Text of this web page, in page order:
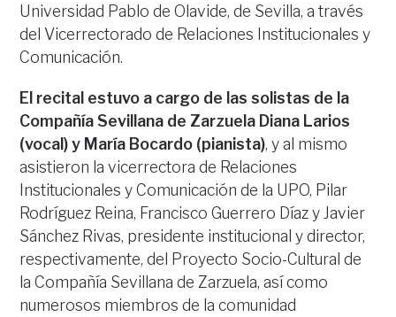
Universidad Pablo de Olavide, de Sevilla, a través
del Vicerrectorado de Relaciones Institucionales y
Comunicación.
El recital estuvo a cargo de las solistas de la
Compañía Sevillana de Zarzuela Diana Larios
(vocal) y María Bocardo (pianista), y al mismo
asistieron la vicerrectora de Relaciones
Institucionales y Comunicación de la UPO, Pilar
Rodríguez Reina, Francisco Guerrero Díaz y Javier
Sánchez Rivas, presidente institucional y director,
respectivamente, del Proyecto Socio-Cultural de
la Compañía Sevillana de Zarzuela, así como
numerosos miembros de la comunidad